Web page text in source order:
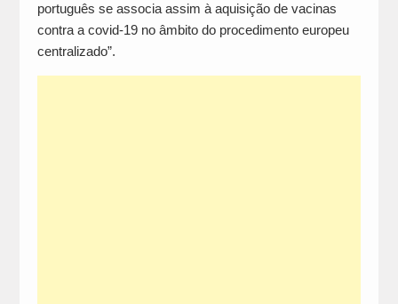
português se associa assim à aquisição de vacinas
contra a covid-19 no âmbito do procedimento europeu
centralizado”.